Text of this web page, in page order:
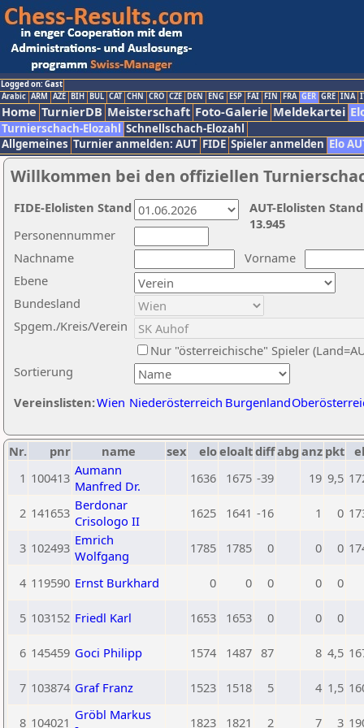
Logged on: Gast
Arabic ARM AZE BIH BUL CAT CHN CRO CZE DEN ENG ESP FAI FIN FRA GER GRE INA
Home TurnierDB Meisterschaft Foto-Galerie Meldekartei
Turnierschach-Elozahl Schnellschach-Elozahl
Allgemeines Turnier anmelden: AUT FIDE Spieler anmelden Elo
Willkommen bei den offiziellen
Nachname
Vorname
Ebene
Sortierung
Personennummer
Bundesland
Spgem./Kreis/Verein
Nur "österreichische" Spieler
Vereinslisten:Wien Niederösterreich Burgenland
AUT-Elolisten
13.945
FIDE-Elolisten Stand
Nr. pnr name sex eloeloaltdiffabg anz pkt
1 100413 Aumann
Manfred Dr.
1636 1675 -39 19 9,5
2 141653 Berdonar
Crisologo II
1625 1641 -16 1 0
3 102493 Emrich
Wolfgang
1785 1785 0 0 0
4 119590 Ernst Burkhard 0 0 0 0 0
5 103152 Friedl Karl 1653 1653 0 0 0
6 145459 Goci Philipp 1574 1487 87 8 4,5
7 103874 Graf Franz 1523 1518 5 4 1,5
8 104021 Gröbl Markus
1823 1821 2 7 3